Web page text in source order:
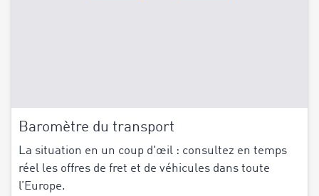
Baromètre du transport
La situation en un coup d'œil : consultez en temps
réel les offres de fret et de véhicules dans toute
l’Europe.